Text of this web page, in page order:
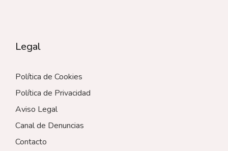
Legal
Política de Cookies
Política de Privacidad
Aviso Legal
Canal de Denuncias
Contacto